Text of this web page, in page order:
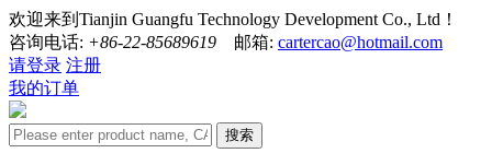
欢迎来到Tianjin Guangfu Technology Development Co., Ltd！
咨询电话: +86-22-85689619 邮箱: cartercao@hotmail.com
请登录 注册
我的订单
搜索